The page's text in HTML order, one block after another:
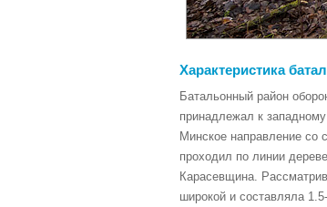
Характеристика
Батальонный район
принадлежал к
Минское направление со
проходил по линии
Карасевщина.
широкой и составляла